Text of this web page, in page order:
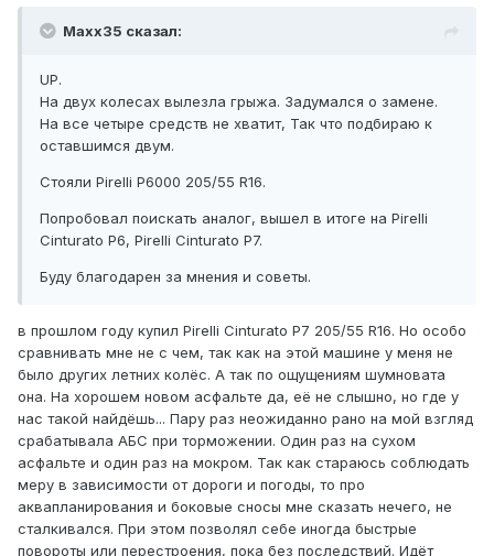
Maxx35 сказал:
UP.
На двух колесах вылезла грыжа. Задумался о замене.
На все четыре средств не хватит, Так что подбираю к
оставшимся двум.
Стояли Pirelli P6000 205/55 R16.
Попробовал поискать аналог, вышел в итоге на Pirelli
Cinturato P6, Pirelli Cinturato P7.
Буду благодарен за мнения и советы.
в прошлом году купил Pirelli Cinturato P7 205/55 R16. Но особо
сравнивать мне не с чем, так как на этой машине у меня не
было других летних колёс. А так по ощущениям шумновата
она. На хорошем новом асфальте да, её не слышно, но где у
нас такой найдёшь... Пару раз неожиданно рано на мой взгляд
срабатывала АБС при торможении. Один раз на сухом
асфальте и один раз на мокром. Так как стараюсь соблюдать
меру в зависимости от дороги и погоды, то про
аквапланирования и боковые сносы мне сказать нечего, не
сталкивался. При этом позволял себе иногда быстрые
повороты или перестроения, пока без последствий. Идёт